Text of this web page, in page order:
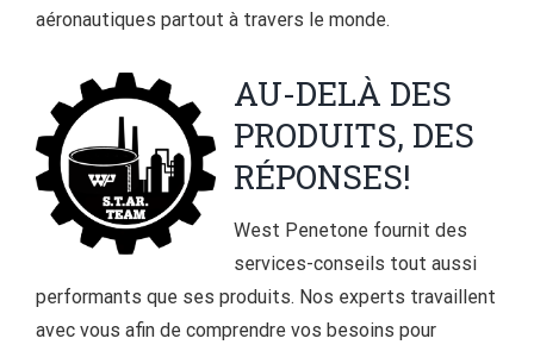
aéronautiques partout à travers le monde.
AU-DELÀ DES
PRODUITS, DES
RÉPONSES!
West Penetone fournit des
services-conseils tout aussi
performants que ses produits. Nos experts travaillent
avec vous afin de comprendre vos besoins pour